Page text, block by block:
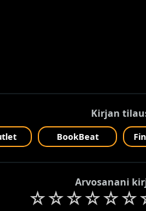
Kirjan
BookBeat
Arvosanani
☆☆☆☆☆☆